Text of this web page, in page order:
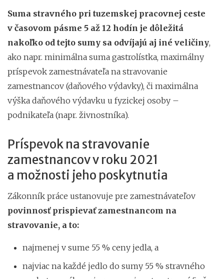
Suma stravného pri tuzemskej pracovnej ceste
v časovom pásme 5 až 12 hodín je dôležitá
nakoľko od tejto sumy sa odvíjajú aj iné veličiny,
ako napr. minimálna suma gastrolístka, maximálny
príspevok zamestnávateľa na stravovanie
zamestnancov (daňového výdavky), či maximálna
výška daňového výdavku u fyzickej osoby –
podnikateľa (napr. živnostníka).
Príspevok na stravovanie
zamestnancov v roku 2021
a možnosti jeho poskytnutia
Zákonník práce ustanovuje pre zamestnávateľov
povinnosť prispievať zamestnancom na
stravovanie, a to:
najmenej v sume 55 % ceny jedla, a
najviac na každé jedlo do sumy 55 % stravného